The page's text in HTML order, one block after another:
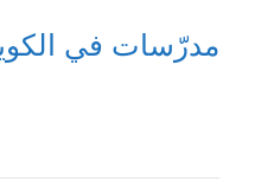
مدرّسات في